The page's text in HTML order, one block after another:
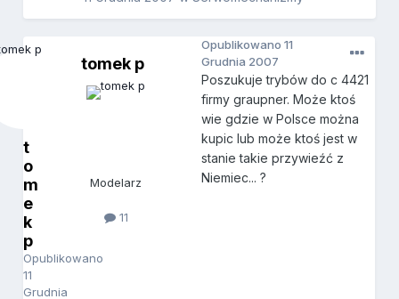
t
o
m
e
k
p
Opublikowano
11
Grudnia
tomek p
Modelarz
11
Opublikowano11
Grudnia 2007
Poszukuje trybów do c 4421
firmy graupner. Może ktoś
wie gdzie w Polsce można
kupic lub może ktoś jest w
stanie takie przywieźć z
Niemiec... ?